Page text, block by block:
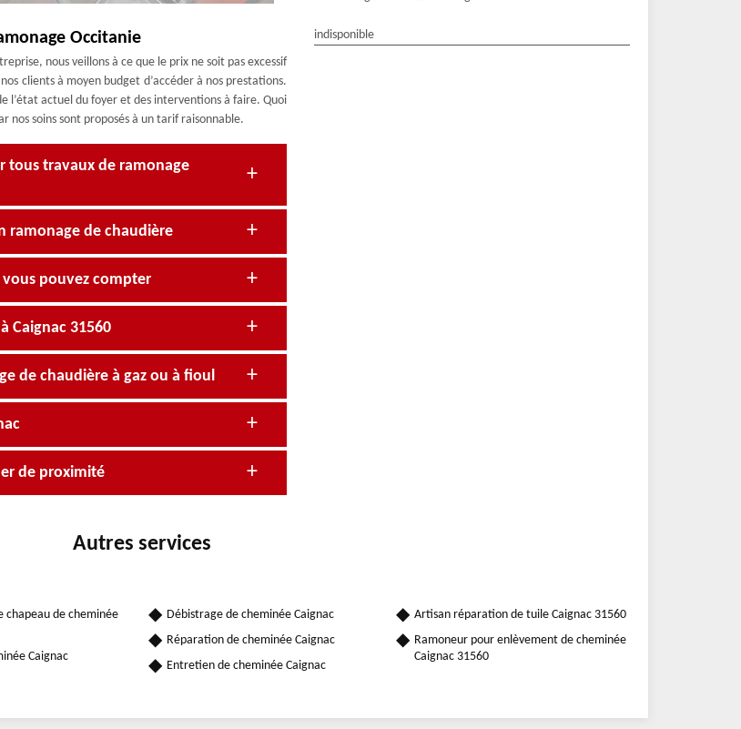
Occitanie
nous veillons à ce que le prix ne soit pas excessif
clients à moyen budget d’accéder à nos prestations.
l’état actuel du foyer et des interventions à faire. Quoi
nos soins sont proposés à un tarif raisonnable.
tous travaux de ramonage
ramonage de chaudière
pouvez compter
Caignac 31560
de chaudière à gaz ou à fioul
de proximité
indisponible
Autres services
chapeau de cheminée
Caignac
Débistrage de cheminée Caignac
Réparation de cheminée Caignac
Entretien de cheminée Caignac
Artisan réparation de tuile Caignac 31560
Ramoneur pour enlèvement de cheminée
Caignac 31560